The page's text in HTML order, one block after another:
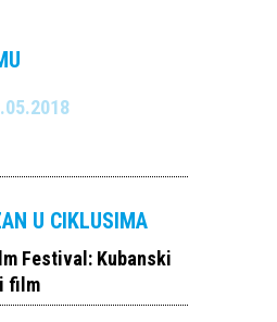
U CIKLUSIMA
Festival: Kubanski
film